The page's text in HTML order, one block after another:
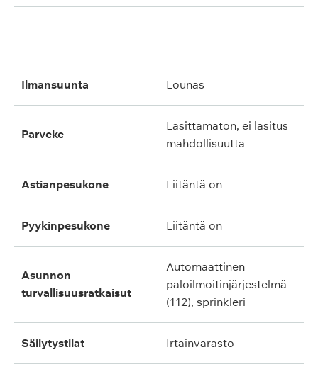
ilmansuunta lounas
parveke
lasittamaton, ei lasitus
mahdollisuutta
astianpesukone liitäntä on
pyykinpesukone liitäntä on
asunnon
turvallisuusratkaisut
automaattinen
paloilmoitinjärjestelmä
(112), sprinkleri
säilytystilat irtainvarasto